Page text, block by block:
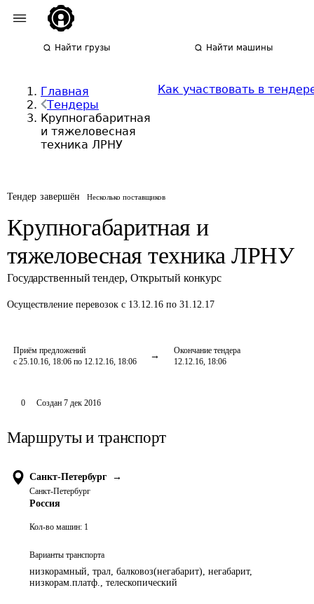
Найти грузы Найти машины
Главная
Тендеры
Крупногабаритная
и тяжеловесная
техника ЛРНУ
Как участвовать в
Тендер завершён Несколько поставщиков
Крупногабаритная и
тяжеловесная техника ЛРНУ
Государственный тендер, Открытый конкурс
Осуществление перевозок с 13.12.16 по 31.12.17
Приём предложений
с 25.10.16, 18:06 по 12.12.16, 18:06
Окончание тендера
12.12.16, 18:06
0 Создан 7 дек 2016
Маршруты и транспорт
Санкт-Петербург →
Санкт-Петербург
Россия
Кол-во машин: 1
Варианты транспорта
низкорамный, трал, балковоз(негабарит), негабарит,
низкорам.платф., телескопический